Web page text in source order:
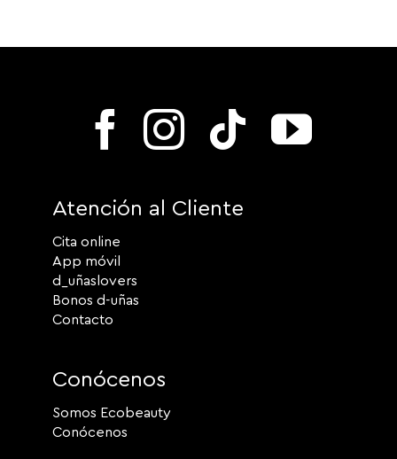
Atención al Cliente
Cita online
App móvil
d_uñaslovers
Bonos d-uñas
Contacto
Conócenos
Somos Ecobeauty
Conócenos